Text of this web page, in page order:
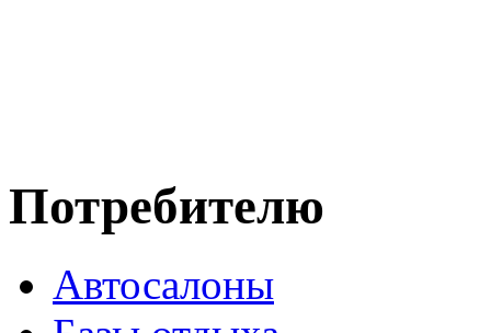
Потребителю
Автосалоны